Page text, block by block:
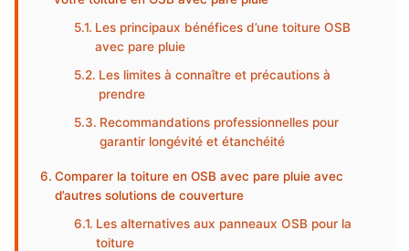
Les principaux bénéfices d’une toiture OSB
avec pare pluie
Les limites à connaître et précautions à
prendre
Recommandations professionnelles pour
garantir longévité et étanchéité
Comparer la toiture en OSB avec pare pluie avec
d’autres solutions de couverture
Les alternatives aux panneaux OSB pour la
toiture